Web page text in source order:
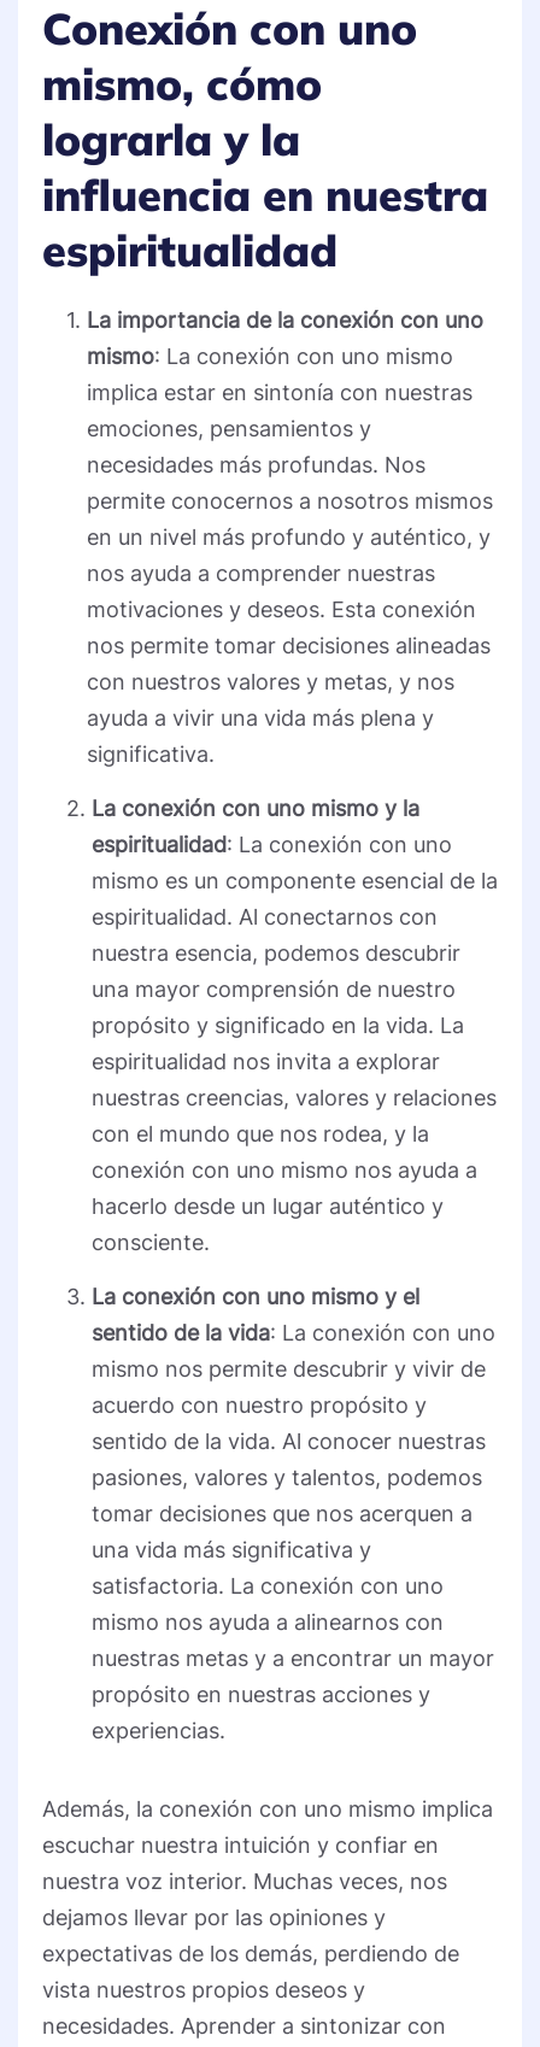
Conexión con uno
mismo, cómo
lograrla y la
influencia en nuestra
espiritualidad
La importancia de la conexión con uno
mismo: La conexión con uno mismo
implica estar en sintonía con nuestras
emociones, pensamientos y
necesidades más profundas. Nos
permite conocernos a nosotros mismos
en un nivel más profundo y auténtico, y
nos ayuda a comprender nuestras
motivaciones y deseos. Esta conexión
nos permite tomar decisiones alineadas
con nuestros valores y metas, y nos
ayuda a vivir una vida más plena y
significativa.
La conexión con uno mismo y la
espiritualidad: La conexión con uno
mismo es un componente esencial de la
espiritualidad. Al conectarnos con
nuestra esencia, podemos descubrir
una mayor comprensión de nuestro
propósito y significado en la vida. La
espiritualidad nos invita a explorar
nuestras creencias, valores y relaciones
con el mundo que nos rodea, y la
conexión con uno mismo nos ayuda a
hacerlo desde un lugar auténtico y
consciente.
La conexión con uno mismo y el
sentido de la vida: La conexión con uno
mismo nos permite descubrir y vivir de
acuerdo con nuestro propósito y
sentido de la vida. Al conocer nuestras
pasiones, valores y talentos, podemos
tomar decisiones que nos acerquen a
una vida más significativa y
satisfactoria. La conexión con uno
mismo nos ayuda a alinearnos con
nuestras metas y a encontrar un mayor
propósito en nuestras acciones y
experiencias.
Además, la conexión con uno mismo implica
escuchar nuestra intuición y confiar en
nuestra voz interior. Muchas veces, nos
dejamos llevar por las opiniones y
expectativas de los demás, perdiendo de
vista nuestros propios deseos y
necesidades. Aprender a sintonizar con